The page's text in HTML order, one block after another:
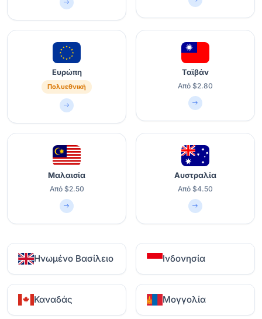
Ευρώπη
Πολυεθνική
Ταϊβάν
Από $2.80
Μαλαισία
Από $2.50
Αυστραλία
Από $4.50
Ηνωμένο Βασίλειο Ινδονησία
Καναδάς Μογγολία